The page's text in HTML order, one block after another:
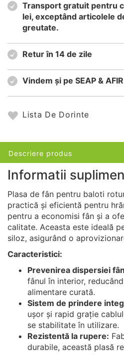
Transport gratuit pentru
lei, exceptând articolele
greutate.
Retur în 14 de zile
Vindem și pe SEAP & AFIR
Lista De Dorinte
Descriere produs
Informatii
Plasa de fân pentru baloti
practică și eficientă pentru
pentru a economisi fân și a
calitate. Aceasta este ideală
siloz, asigurând o
Caracteristici:
Prevenirea dispersiei
fânul în interior,
alimentare curată.
Sistem de prindere
ușor și rapid grație
se stabilitate în utilizare.
Rezistentă la rupere:
durabile, această plasă